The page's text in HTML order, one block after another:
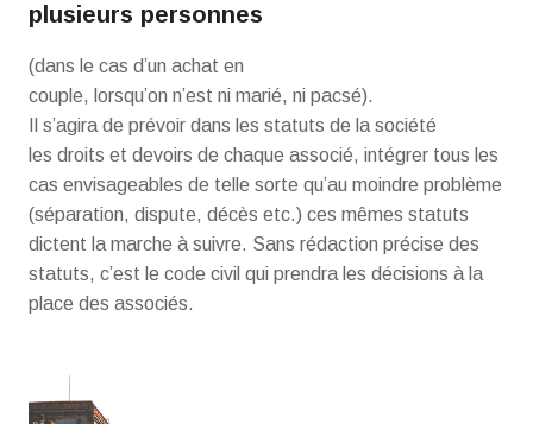
plusieurs personnes
(dans le cas d’un achat en
couple, lorsqu’on n’est ni marié, ni pacsé).
Il s’agira de prévoir dans les statuts de la société
les droits et devoirs de chaque associé, intégrer tous les
cas envisageables de telle sorte qu’au moindre problème
(séparation, dispute, décès etc.) ces mêmes statuts
dictent la marche à suivre. Sans rédaction précise des
statuts, c’est le code civil qui prendra les décisions à la
place des associés.